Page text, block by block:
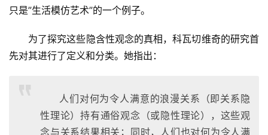
只是”生活模仿艺术”的一个例子。
为了探究这些隐含性观念的真相，科瓦切维奇的研究首
先对其进行了定义和分类。她指出：
人们对何为令人满意的浪漫关系（即关系隐
性理论）持有通俗观念（或隐性理论），这些观
念与关系结果相关；同时，人们也对何为令人满